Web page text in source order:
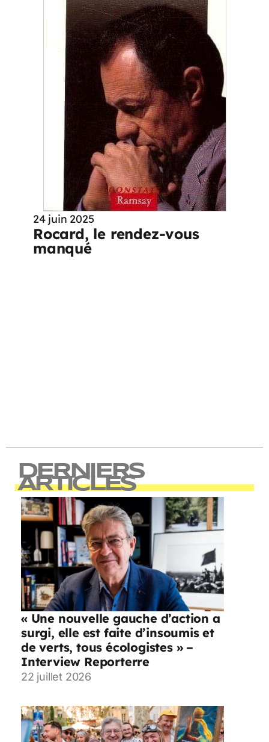
24 juin 2025
Rocard, le rendez-vous
manqué
DERNIERS
ARTICLES
« Une nouvelle gauche d’action a
surgi, elle est faite d’insoumis et
de verts, tous écologistes » –
Interview Reporterre
22 juillet 2026